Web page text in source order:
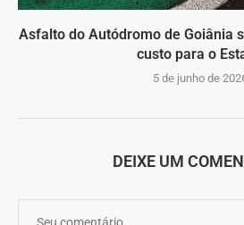
Asfalto do Autódromo de Goiânia
custo para o
5 de junho de
DEIXE UM